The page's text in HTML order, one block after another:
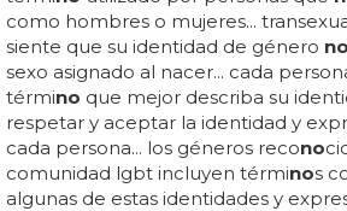
como hombres o mujeres...
siente que su identidad de género no
sexo asignado al nacer... cada
término que mejor describa su
respetar y aceptar la identidad y
cada persona... los géneros recono
comunidad lgbt incluyen términos
algunas de estas identidades y